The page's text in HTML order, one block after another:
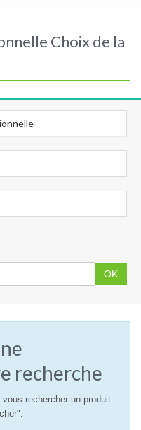
Choix de la
OK
recherche
rechercher un produit